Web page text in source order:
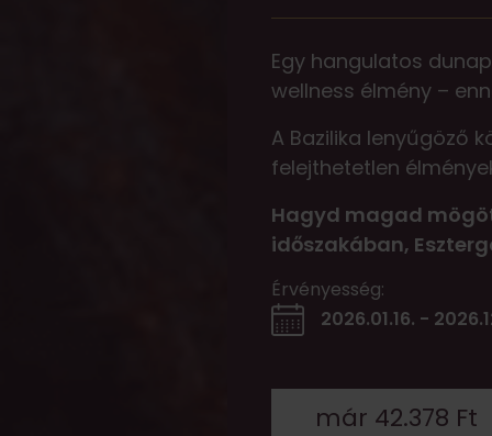
Egy hangulatos
wellness élmény –
A Bazilika lenyűgöző
felejthetetlen
Hagyd magad
időszakában,
Érvényesség:
2026.01.16. -
már 42.378 Ft